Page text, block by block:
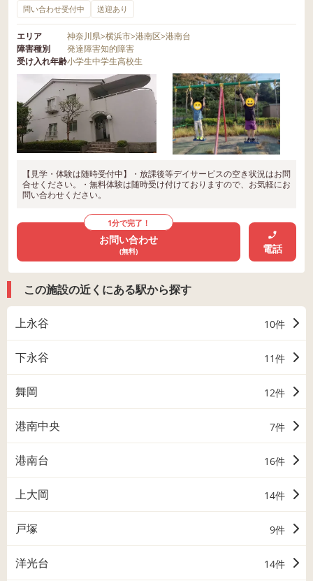
問い合わせ受付中 送迎あり
エリア 神奈川県>横浜市>港南区>港南台
障害種別
発達障害知的障害
受け入れ年齢小学生中学生高校生
【見学・体験は随時受付中】・放課後等デイサービスの空き状況はお問
合せください。・無料体験は随時受け付けておりますので、お気軽にお
問い合わせください。
1分で完了！
お問い合わせ
(無料) 電話
この施設の近くにある駅から探す
上永谷 10件
下永谷 11件
舞岡 12件
港南中央 7件
港南台 16件
上大岡 14件
戸塚 9件
洋光台 14件